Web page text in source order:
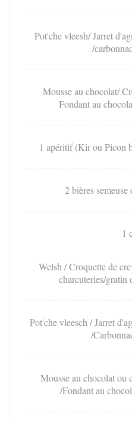
Pot'che vleesh/ Jarret
/
Mousse au chocolat/
Fondant au
1 apéritif (Kir ou Picon
2 bières
1
Welsh / Croquette de
charcuteries/gratin
Pot'che vleesch / Jarret
/
Mousse au chocolat ou
/Fondant au